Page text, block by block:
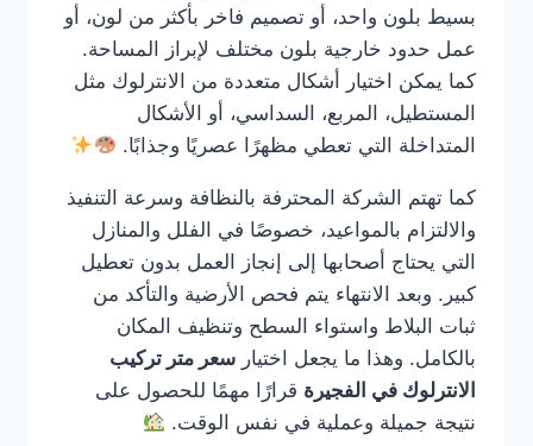
بسيط بلون واحد، أو تصميم فاخر بأكثر من لون، أو
عمل حدود خارجية بلون مختلف لإبراز المساحة.
كما يمكن اختيار أشكال متعددة من الانترلوك مثل
المستطيل، المربع، السداسي، أو الأشكال
المتداخلة التي تعطي مظهرًا عصريًا وجذابًا.
كما تهتم الشركة المحترفة بالنظافة وسرعة التنفيذ
والالتزام بالمواعيد، خصوصًا في الفلل والمنازل
التي يحتاج أصحابها إلى إنجاز العمل بدون تعطيل
كبير. وبعد الانتهاء يتم فحص الأرضية والتأكد من
ثبات البلاط واستواء السطح وتنظيف المكان
بالكامل. وهذا ما يجعل اختيار سعر متر تركيب
الانترلوك في الفجيرة قرارًا مهمًا للحصول على
نتيجة جميلة وعملية في نفس الوقت.